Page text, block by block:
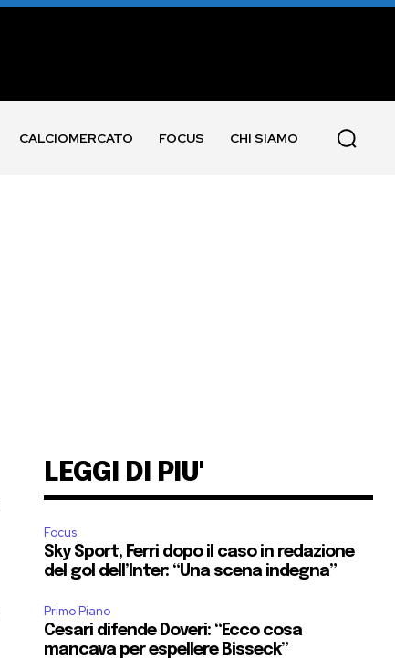
CALCIOMERCATO FOCUS CHI SIAMO
LEGGI DI PIU'
Focus
Sky Sport, Ferri dopo il caso in redazione
del gol dell’Inter: “Una scena indegna”
Primo Piano
Cesari difende Doveri: “Ecco cosa
mancava per espellere Bisseck”